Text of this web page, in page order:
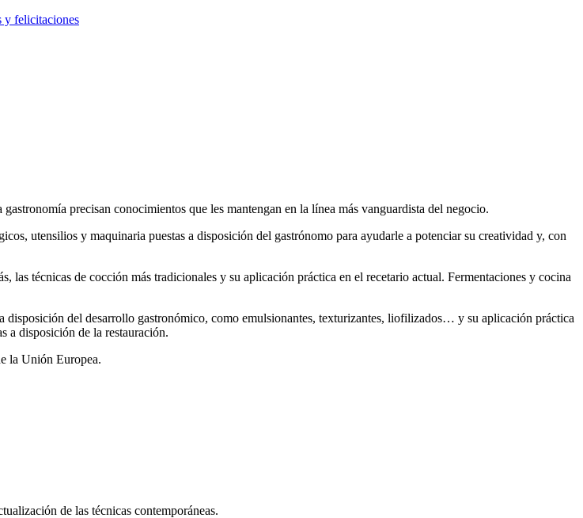
y felicitaciones
precisan conocimientos que les mantengan en la línea más vanguardista del negocio.
utensilios y maquinaria puestas a disposición del gastrónomo para ayudarle a potenciar su creatividad y, con
las técnicas de cocción más tradicionales y su aplicación práctica en el recetario actual. Fermentaciones y cocina
disposición del desarrollo gastronómico, como emulsionantes, texturizantes, liofilizados… y su aplicación práctica
a disposición de la restauración.
la Unión Europea.
de las técnicas contemporáneas.